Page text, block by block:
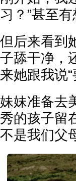
习？”甚至
但后来看到
子舔干净，
来她跟我说
妹妹准备去
秀的孩子留
不是我们父